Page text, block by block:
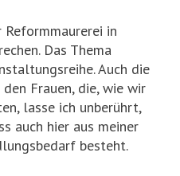
Reformmaurerei in
Das Thema
Auch die
Frauen, die, wie wir
lasse ich unberührt,
auch hier aus meiner
besteht.